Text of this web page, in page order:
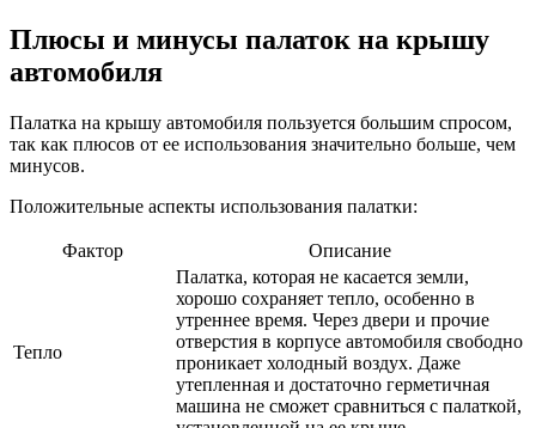
Плюсы и минусы палаток на крышу
автомобиля
Палатка на крышу автомобиля пользуется большим спросом,
так как плюсов от ее использования значительно больше, чем
минусов.
Положительные аспекты использования палатки:
Фактор Описание
Тепло
Палатка, которая не касается земли,
хорошо сохраняет тепло, особенно в
утреннее время. Через двери и прочие
отверстия в корпусе автомобиля свободно
проникает холодный воздух. Даже
утепленная и достаточно герметичная
машина не сможет сравниться с палаткой,